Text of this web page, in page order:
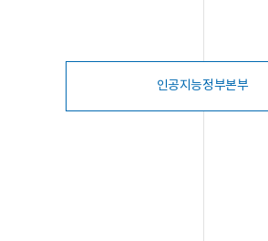
인공지능정부본부